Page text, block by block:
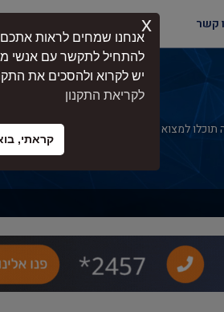
קשר
למצוא מומחים בעלי ניסיון בליווי עסקים,
אנחנו שמחים לראות
להתחיל לתקשר עם אנשי
יש לקרוא ולהסכים את
לקריאת התקנון
קראתי,
x